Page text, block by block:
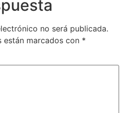
no será publicada.
marcados con *